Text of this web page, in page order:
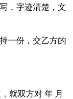
，字迹清楚，文
一份，交乙方的
就双方对 年 月